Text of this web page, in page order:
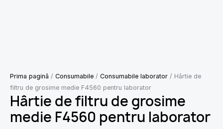
Prima pagină / Consumabile / Consumabile laborator / Hârtie de
filtru de grosime medie F4560 pentru laborator
Hârtie de filtru de grosime
medie F4560 pentru laborator